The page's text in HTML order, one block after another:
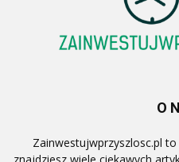
O
Zainwestujwprzyszlosc.pl